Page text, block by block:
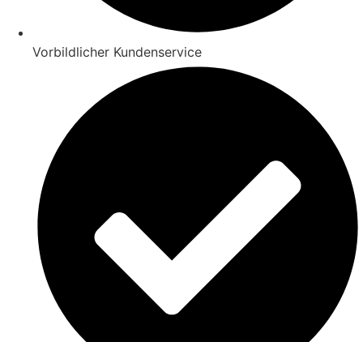
Vorbildlicher Kundenservice